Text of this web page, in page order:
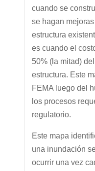
cuando se
se hagan
estructura
es cuando el
50% (la mitad)
estructura. Este
FEMA luego del
los procesos
regulatorio.
Este mapa
una inundación
ocurrir una vez